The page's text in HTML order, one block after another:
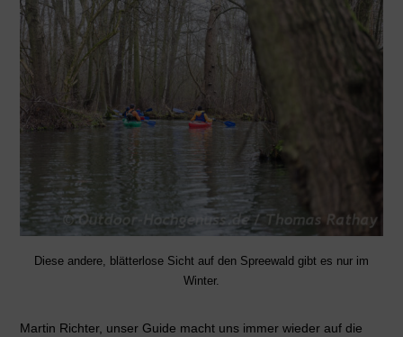
Diese andere, blätterlose Sicht auf den Spreewald gibt es nur im
Winter.
Martin Richter, unser Guide macht uns immer wieder auf die